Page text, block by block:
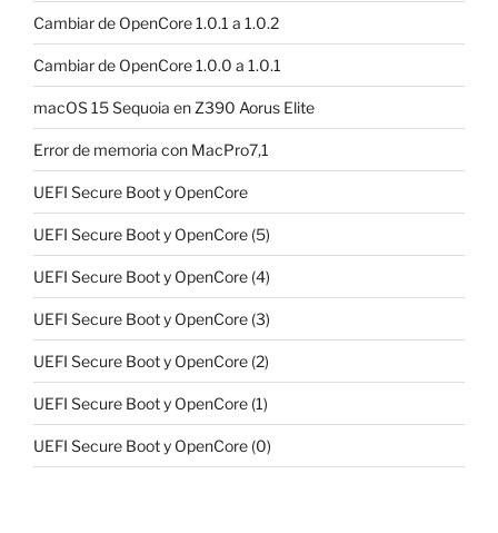
Cambiar de OpenCore 1.0.1 a 1.0.2
Cambiar de OpenCore 1.0.0 a 1.0.1
macOS 15 Sequoia en Z390 Aorus Elite
Error de memoria con MacPro7,1
UEFI Secure Boot y OpenCore
UEFI Secure Boot y OpenCore (5)
UEFI Secure Boot y OpenCore (4)
UEFI Secure Boot y OpenCore (3)
UEFI Secure Boot y OpenCore (2)
UEFI Secure Boot y OpenCore (1)
UEFI Secure Boot y OpenCore (0)